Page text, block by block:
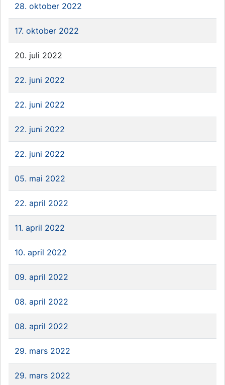
28. oktober 2022
17. oktober 2022
20. juli 2022
22. juni 2022
22. juni 2022
22. juni 2022
22. juni 2022
05. mai 2022
22. april 2022
11. april 2022
10. april 2022
09. april 2022
08. april 2022
08. april 2022
29. mars 2022
29. mars 2022